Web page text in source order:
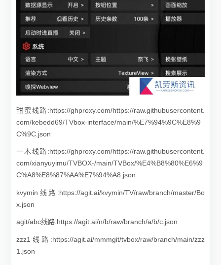
甜蜜线路:https://ghproxy.com/https://raw.githubusercontent.
com/kebedd69/TVbox-interface/main/%E7%94%9C%E8%9
C%9C.json
一木线路:https://ghproxy.com/https://raw.githubusercontent.
com/xianyuyimu/TVBOX-/main/TVBox/%E4%B8%80%E6%9
C%A8%E8%87%AA%E7%94%A8.json
kvymin线路:https://agit.ai/kvymin/TV/raw/branch/master/Bo
x.json
agit/abc线路:https://agit.ai/n/b/raw/branch/a/b/c.json
zzz1线路:https://agit.ai/mmmgit/tvbox/raw/branch/main/zzz
1.json